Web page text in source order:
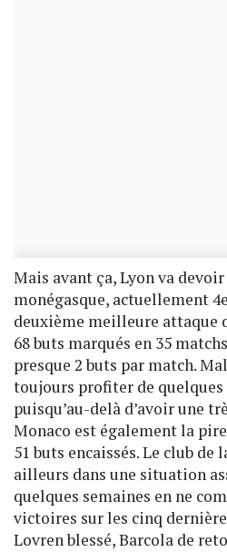
Mais avant ça, Lyon va
monégasque, actuellement
deuxième meilleure attaque
68 buts marqués en 35
presque 2 buts par match.
toujours profiter de quelques
puisqu’au-delà d’avoir une
Monaco est également la
51 buts encaissés. Le club
ailleurs dans une situation
quelques semaines en ne
victoires sur les cinq
Lovren blessé, Barcola de